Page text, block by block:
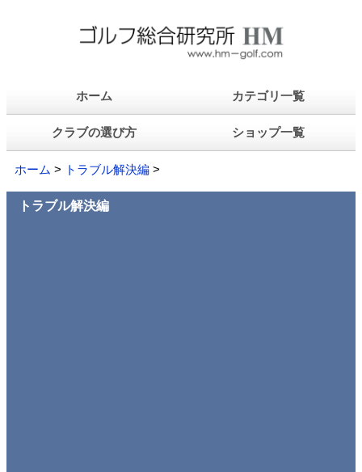
ホーム カテゴリ一覧
クラブの選び方 ショップ一覧
ホーム > トラブル解決編 >
トラブル解決編